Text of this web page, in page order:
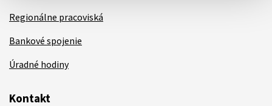
Regionálne pracoviská
Bankové spojenie
Úradné hodiny
Kontakt